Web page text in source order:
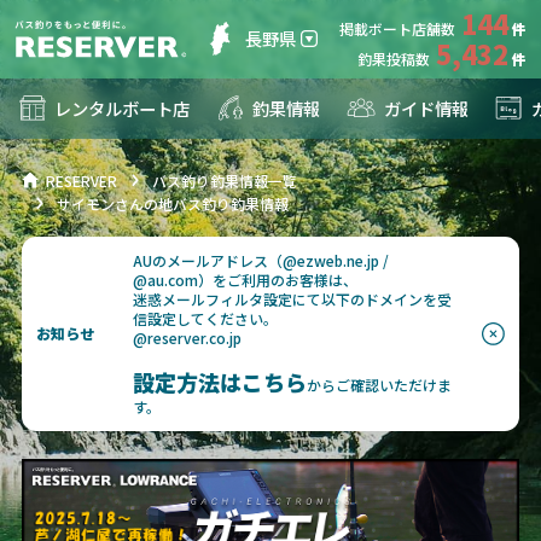
長野県 掲載ボート店舗数 144
釣果投稿数 5,432
レンタルボート店 釣果情報 ガイド情報
RESERVER
バス釣り釣果情報一覧
サイモンさんの地バス釣り釣果情報
お知らせ
AUのメールアドレス（@ezweb.ne.jp /
@au.com）をご利用のお客様は、
迷惑メールフィルタ設定にて以下のドメインを受
信設定してください。
@reserver.co.jp
設定方法はこちらからご確認いただけま
す。